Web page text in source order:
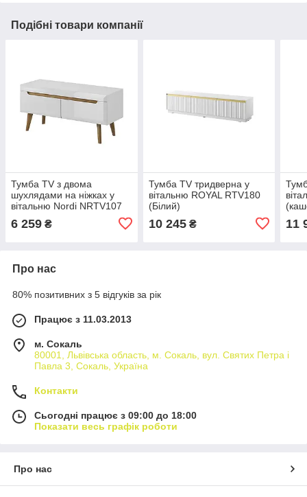
Подібні товари компанії
Тумба TV з двома
шухлядами на ніжках у
вітальню Nordi NRTV107
Білий глянець/Дуб Рів'єра
Meble Piaski
6 259 ₴
Тумба TV тридверна у
вітальню ROYAL RTV180
(Білий)
10 245₴ 11
Про нас
80% позитивних з 5 відгуків за рік
Працює з 11.03.2013
м. Сокаль
80001, Львівська область, м. Сокаль, вул. Святих Петра і
Павла 3, Сокаль, Україна
Контакти
Сьогодні працює з 09:00 до 18:00
Показати весь графік роботи
Про нас